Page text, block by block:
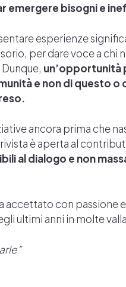
emergere bisogni e
esperienze
per dare voce a chi
un’opportunità
e non di questo o
ancora prima che
è aperta al
al dialogo e non
accettato con passione
ultimi anni in molte